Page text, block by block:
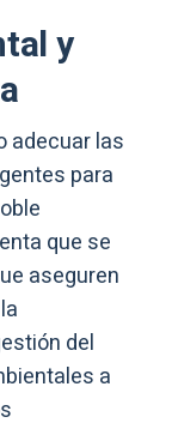
y
adecuar las
para
que se
aseguren
del
a